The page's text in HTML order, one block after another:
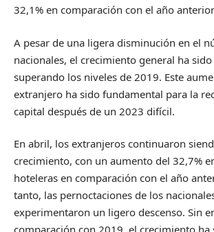
32,1% en comparación con el año
A pesar de una ligera disminución en el
nacionales, el crecimiento general ha
superando los niveles de 2019. Este
extranjero ha sido fundamental para la
capital después de un 2023 difícil.
En abril, los extranjeros continuaron
crecimiento, con un aumento del 32,7%
hoteleras en comparación con el año
tanto, las pernoctaciones de los
experimentaron un ligero descenso. Sin
comparación con 2019, el crecimiento ha